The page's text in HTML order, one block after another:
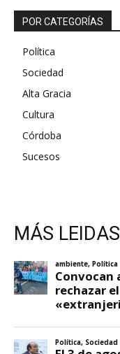
POR CATEGORÍAS
Política
Sociedad
Alta Gracia
Cultura
Córdoba
Sucesos
MÁS LEIDAS